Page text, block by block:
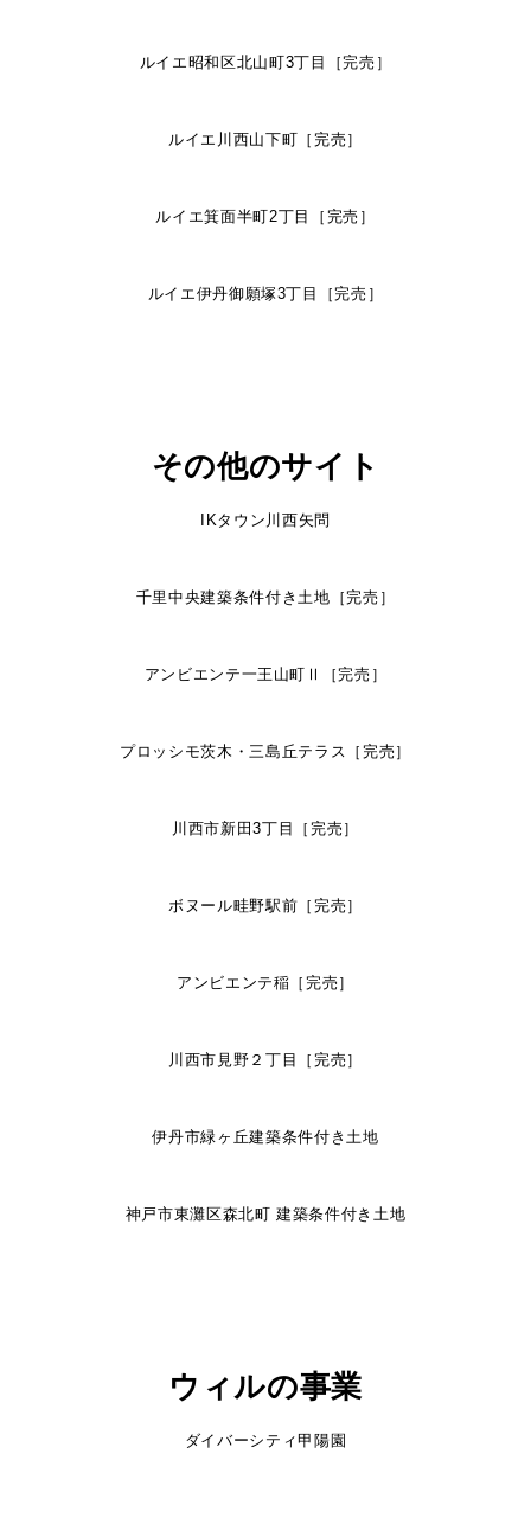
ルイエ昭和区北山町3丁目［完売］
ルイエ川西山下町［完売］
ルイエ箕面半町2丁目［完売］
ルイエ伊丹御願塚3丁目［完売］
その他のサイト
IKタウン川西矢問
千里中央建築条件付き土地［完売］
アンビエンテ一王山町Ⅱ［完売］
プロッシモ茨木・三島丘テラス［完売］
川西市新田3丁目［完売］
ボヌール畦野駅前［完売］
アンビエンテ稲［完売］
川西市見野２丁目［完売］
伊丹市緑ヶ丘建築条件付き土地
神戸市東灘区森北町 建築条件付き土地
ウィルの事業
ダイバーシティ甲陽園